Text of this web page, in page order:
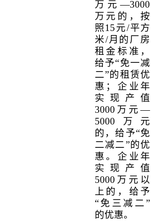
万元—3000
万元的，按
照15元/平方
米/月的厂房
租金标准，
给予“免一减
二”的租赁优
惠；企业年
实现产值
3000 万元—
5000 万元
的，给予“免
二减二”的优
惠。企业年
实现产值
5000 万元以
上的，给予
“免三减二”
的优惠。